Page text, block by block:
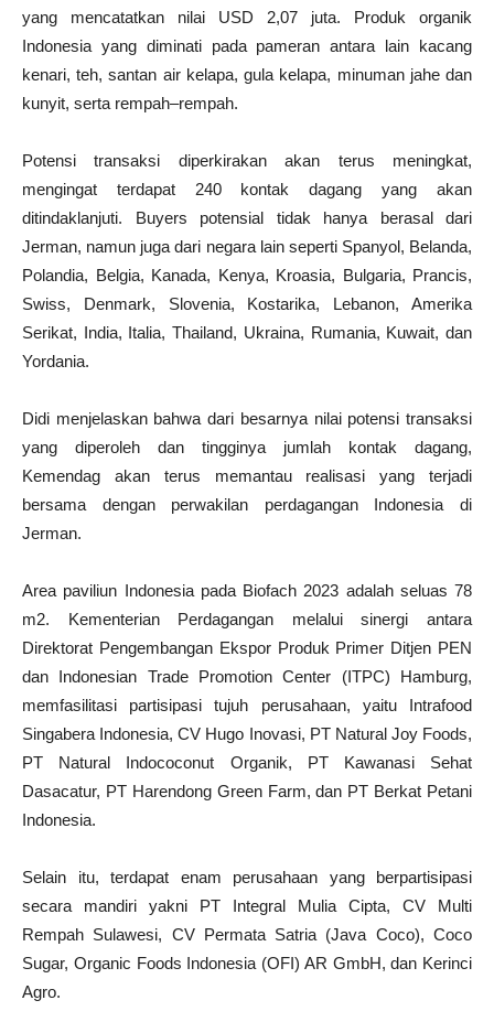
yang mencatatkan nilai USD 2,07 juta. Produk organik
Indonesia yang diminati pada pameran antara lain kacang
kenari, teh, santan air kelapa, gula kelapa, minuman jahe dan
kunyit, serta rempah–rempah.
Potensi transaksi diperkirakan akan terus meningkat,
mengingat terdapat 240 kontak dagang yang akan
ditindaklanjuti. Buyers potensial tidak hanya berasal dari
Jerman, namun juga dari negara lain seperti Spanyol, Belanda,
Polandia, Belgia, Kanada, Kenya, Kroasia, Bulgaria, Prancis,
Swiss, Denmark, Slovenia, Kostarika, Lebanon, Amerika
Serikat, India, Italia, Thailand, Ukraina, Rumania, Kuwait, dan
Yordania.
Didi menjelaskan bahwa dari besarnya nilai potensi transaksi
yang diperoleh dan tingginya jumlah kontak dagang,
Kemendag akan terus memantau realisasi yang terjadi
bersama dengan perwakilan perdagangan Indonesia di
Jerman.
Area paviliun Indonesia pada Biofach 2023 adalah seluas 78
m2. Kementerian Perdagangan melalui sinergi antara
Direktorat Pengembangan Ekspor Produk Primer Ditjen PEN
dan Indonesian Trade Promotion Center (ITPC) Hamburg,
memfasilitasi partisipasi tujuh perusahaan, yaitu Intrafood
Singabera Indonesia, CV Hugo Inovasi, PT Natural Joy Foods,
PT Natural Indococonut Organik, PT Kawanasi Sehat
Dasacatur, PT Harendong Green Farm, dan PT Berkat Petani
Indonesia.
Selain itu, terdapat enam perusahaan yang berpartisipasi
secara mandiri yakni PT Integral Mulia Cipta, CV Multi
Rempah Sulawesi, CV Permata Satria (Java Coco), Coco
Sugar, Organic Foods Indonesia (OFI) AR GmbH, dan Kerinci
Agro.